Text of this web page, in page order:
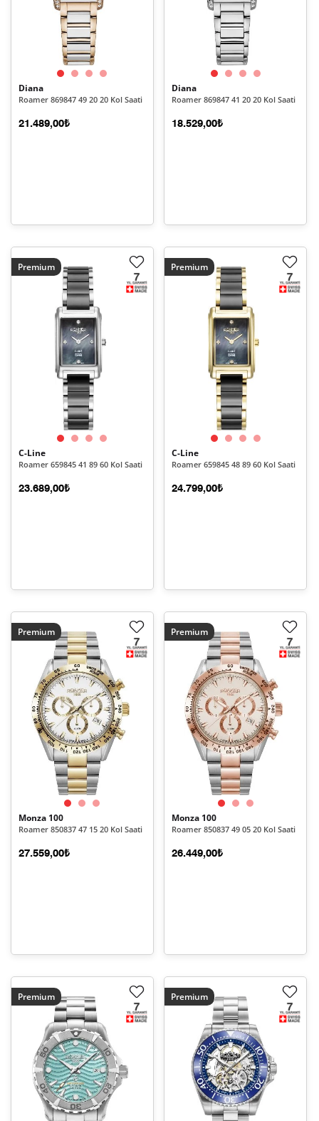
Diana
Roamer 869847 49 20 20 Kol Saati
21.489,00₺
Diana
Roamer 869847 41 20 20 Kol Saati
18.529,00₺
Premium
C-Line
Roamer 659845 41 89 60 Kol Saati
23.689,00₺
Premium
C-Line
Roamer 659845 48 89 60 Kol Saati
24.799,00₺
Premium
Monza 100
Roamer 850837 47 15 20 Kol Saati
27.559,00₺
Premium
Monza 100
Roamer 850837 49 05 20 Kol Saati
26.449,00₺
Premium Premium